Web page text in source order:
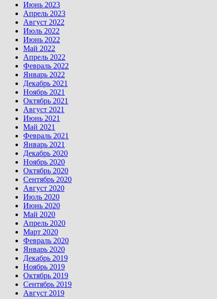
Июнь 2023
Апрель 2023
Август 2022
Июль 2022
Июнь 2022
Май 2022
Апрель 2022
Февраль 2022
Январь 2022
Декабрь 2021
Ноябрь 2021
Октябрь 2021
Август 2021
Июнь 2021
Май 2021
Февраль 2021
Январь 2021
Декабрь 2020
Ноябрь 2020
Октябрь 2020
Сентябрь 2020
Август 2020
Июль 2020
Июнь 2020
Май 2020
Апрель 2020
Март 2020
Февраль 2020
Январь 2020
Декабрь 2019
Ноябрь 2019
Октябрь 2019
Сентябрь 2019
Август 2019